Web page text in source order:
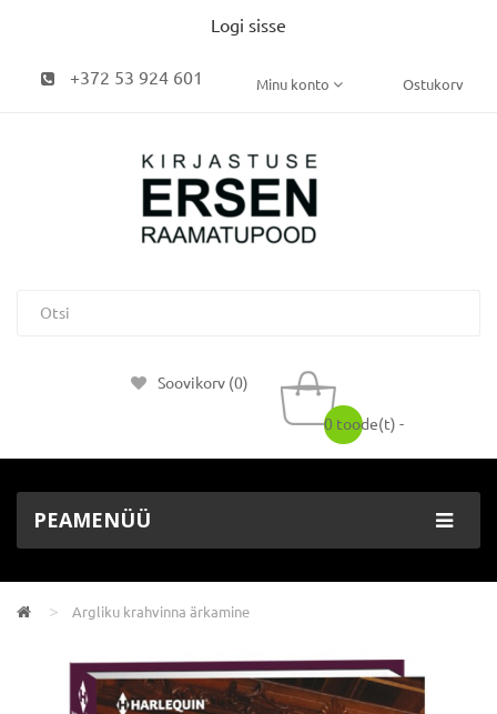
Logi sisse
+372 53 924 601 Minu konto Ostukorv
Soovikorv (0)
0 toode(t) -
PEAMENÜÜ
Argliku krahvinna ärkamine